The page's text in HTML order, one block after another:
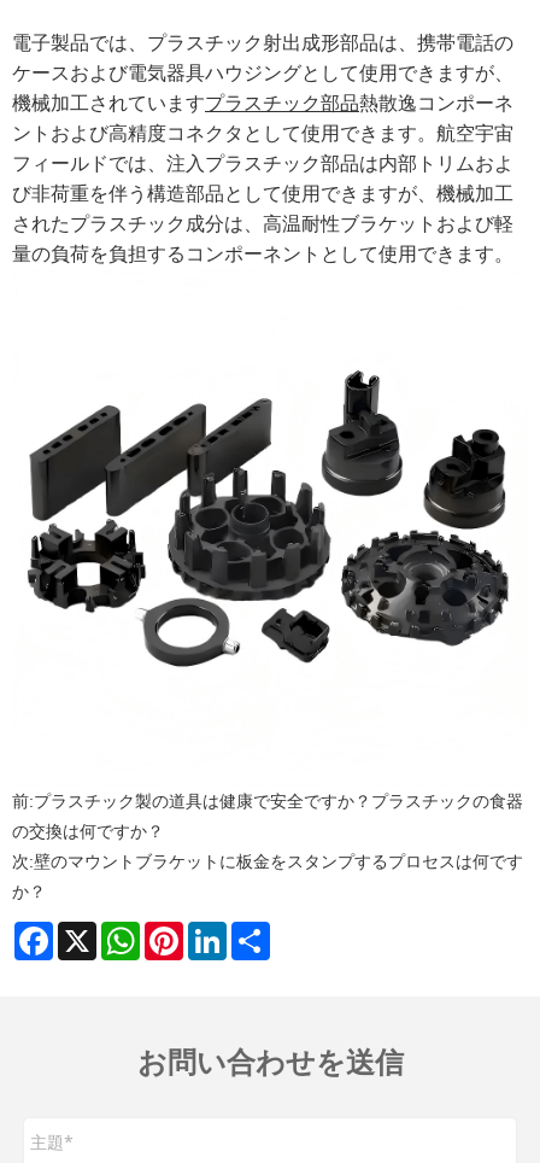
電子製品では、プラスチック射出成形部品は、携帯電話の
ケースおよび電気器具ハウジングとして使用できますが、
機械加工されていますプラスチック部品熱散逸コンポーネ
ントおよび高精度コネクタとして使用できます。航空宇宙
フィールドでは、注入プラスチック部品は内部トリムおよ
び非荷重を伴う構造部品として使用できますが、機械加工
されたプラスチック成分は、高温耐性ブラケットおよび軽
量の負荷を負担するコンポーネントとして使用できます。
前:プラスチック製の道具は健康で安全ですか？プラスチックの食器
の交換は何ですか？
次:壁のマウントブラケットに板金をスタンプするプロセスは何です
か？
Facebook
X WhatsAppPinterestLinkedIn
お問い合わせを送信